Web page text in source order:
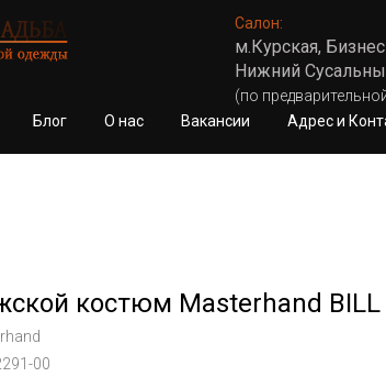
Салон:
м.Курская,
Нижний
(по
Блог О нас Вакансии Адрес и
костюм Masterhand BILL
00